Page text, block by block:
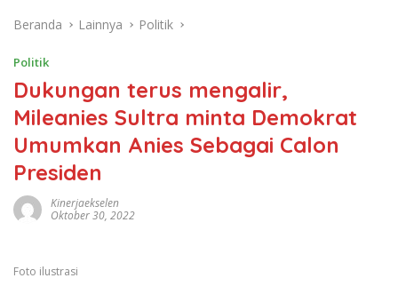
Beranda Lainnya Politik
Politik
Dukungan terus mengalir,
Mileanies Sultra minta Demokrat
Umumkan Anies Sebagai Calon
Presiden
Kinerjaekselen
Oktober 30, 2022
Foto ilustrasi